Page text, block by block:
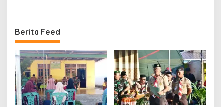
Berita Feed